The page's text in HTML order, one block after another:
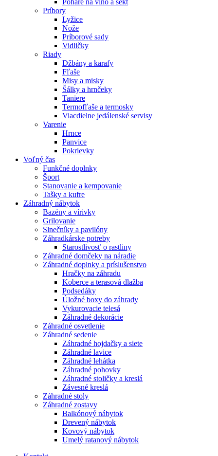
Príbory
Lyžice
Nože
Príborové sady
Vidličky
Riady
Džbány a karafy
Fľaše
Misy a misky
Šálky a hrnčeky
Taniere
Termofľaše a termosky
Viacdielne jedálenské servisy
Varenie
Hrnce
Panvice
Pokrievky
Voľný čas
Funkčné doplnky
Šport
Stanovanie a kempovanie
Tašky a kufre
Záhradný nábytok
Bazény a vírivky
Grilovanie
Slnečníky a pavilóny
Záhradkárske potreby
Starostlivosť o rastliny
Záhradné domčeky na náradie
Záhradné doplnky a príslušenstvo
Hračky na záhradu
Koberce a terasová dlažba
Podsedáky
Úložné boxy do záhrady
Vykurovacie telesá
Záhradné dekorácie
Záhradné osvetlenie
Záhradné sedenie
Záhradné hojdačky a siete
Záhradné lavice
Záhradné lehátka
Záhradné pohovky
Záhradné stoličky a kreslá
Závesné kreslá
Záhradné stoly
Záhradné zostavy
Balkónový nábytok
Drevený nábytok
Kovový nábytok
Umelý ratanový nábytok